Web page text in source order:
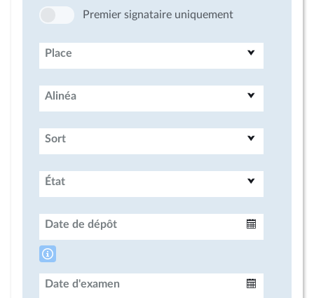
Premier signataire uniquement
Place
Alinéa
Sort
État
Date de dépôt
Date d'examen